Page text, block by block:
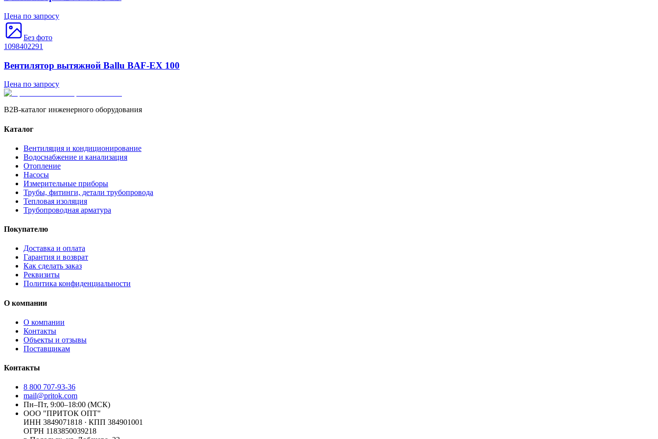
Цена по запросу
Без фото
1098402291
Вентилятор вытяжной Ballu BAF-EX 100
Цена по запросу
B2B-каталог инженерного оборудования
Каталог
Вентиляция и кондиционирование
Водоснабжение и канализация
Отопление
Насосы
Измерительные приборы
Трубы, фитинги, детали трубопровода
Тепловая изоляция
Трубопроводная арматура
Покупателю
Доставка и оплата
Гарантия и возврат
Как сделать заказ
Реквизиты
Политика конфиденциальности
О компании
О компании
Контакты
Объекты и отзывы
Поставщикам
Контакты
8 800 707-93-36
mail@pritok.com
Пн–Пт, 9:00–18:00 (МСК)
ООО "ПРИТОК ОПТ"
ИНН 3849071818 · КПП 384901001
ОГРН 1183850039218